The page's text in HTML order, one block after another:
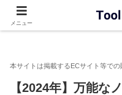
農業機械・園芸
【2024年】万能な
メニュー